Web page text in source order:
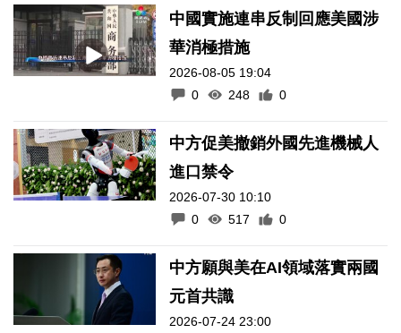
0
248 0
中方促美撤銷外國先進機械人
進口禁令
0
517 0
中方願與美在AI領域落實兩國
元首共識
0
782 0